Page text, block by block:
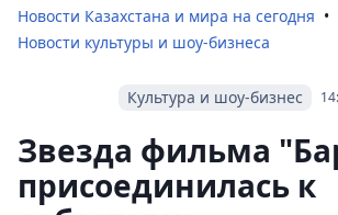
Новости Казахстана и мира на сегодня
Новости культуры и шоу-бизнеса
Культура и шоу-бизнес
Звезда фильма
присоединилась к